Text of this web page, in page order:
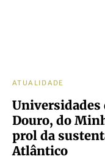
ATUALIDADE
Universidades
Douro, do
prol da
Atlântico